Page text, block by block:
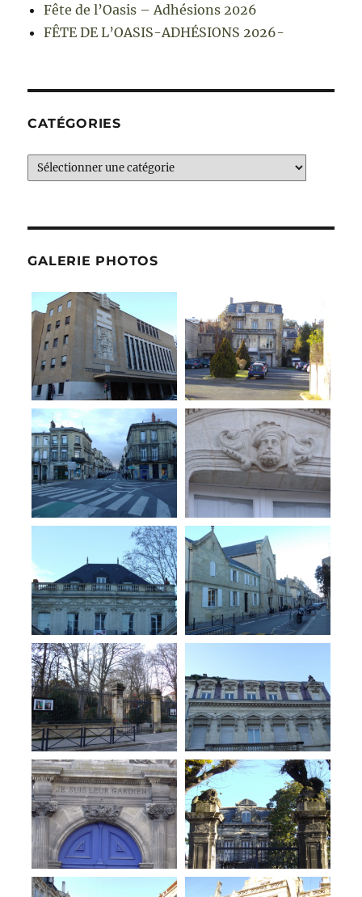
Fête de l’Oasis – Adhésions 2026
FÊTE DE L’OASIS-ADHÉSIONS 2026-
CATÉGORIES
Catégories
GALERIE PHOTOS